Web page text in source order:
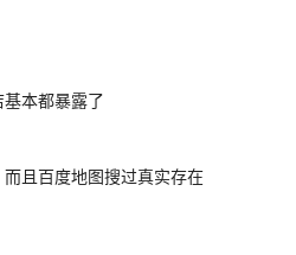
本都暴露了
且百度地图搜过真实存在